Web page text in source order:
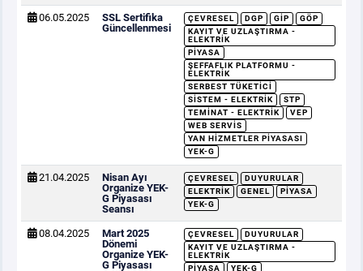
06.05.2025
SSL Sertifika
Güncellenmesi
ÇEVRESEL DGP GİP
GÖP
KAYIT VE UZLAŞTIRMA -
ELEKTRIK
PIYASA
ŞEFFAFLIK PLATFORMU -
ELEKTRIK
SERBEST TÜKETICI
SISTEM - ELEKTRIK
STP
TEMINAT - ELEKTRIK
VEP
WEB SERVIS
YAN HIZMETLER PIYASASI
YEK-G
21.04.2025
Nisan Ayı
Organize YEK-
G Piyasası
Seansı
ÇEVRESEL
DUYURULAR
ELEKTRIK
GENEL
PIYASA
YEK-G
08.04.2025
Mart 2025
Dönemi
Organize YEK-
G Piyasası
ÇEVRESEL
DUYURULAR
KAYIT VE UZLAŞTIRMA -
ELEKTRIK
PIYASA
YEK-G